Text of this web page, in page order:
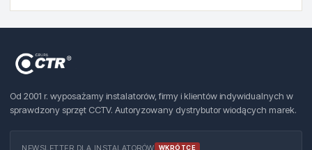
Od 2001 r. wyposażamy instalatorów, firmy i klientów indywidualnych w
sprawdzony sprzęt CCTV. Autoryzowany dystrybutor wiodących marek.
NEWSLETTER DLA INSTALATORÓW WKRÓTCE